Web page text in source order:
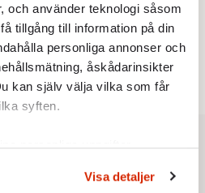
och använder teknologi såsom
tillgång till information på din
personliga annonser och
åskådarinsikter
kan själv välja vilka som får
syften.
personliga uppgifter
ditt samtycke när som
Visa detaljer
oroar sig
och sten i glashus